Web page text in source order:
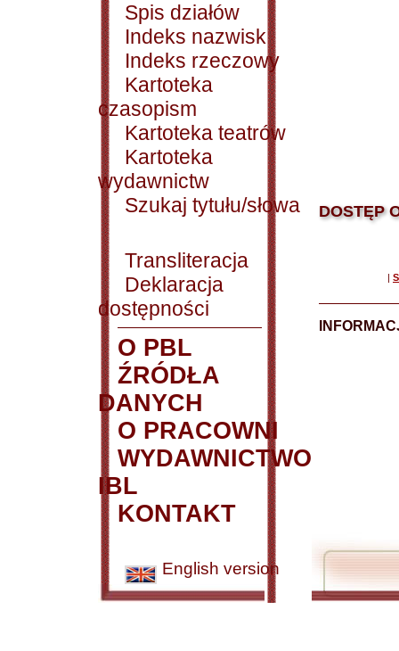
Spis działów
Indeks nazwisk
Indeks rzeczowy
Kartoteka
czasopism
Kartoteka teatrów
Kartoteka
wydawnictw
Szukaj tytułu/słowa
Transliteracja
Deklaracja
dostępności
O PBL
ŹRÓDŁA
DANYCH
O PRACOWNI
WYDAWNICTWO
IBL
KONTAKT
English version
DOSTĘP
|